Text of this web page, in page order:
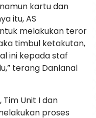
kartu dan
itu, AS
melakukan teror
timbul ketakutan,
ini kepada staf
terang Danlanal
Unit I dan
proses